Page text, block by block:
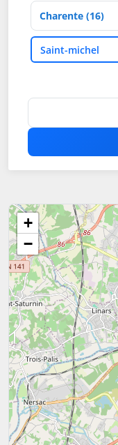
Département
VilleSaint-michel
+
−